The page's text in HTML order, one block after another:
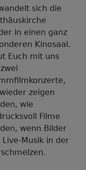
sich die
in einen ganz
Kinosaal.
Euch mit uns
zeigen
wie
Filme
wenn Bilder
Live-Musik in der